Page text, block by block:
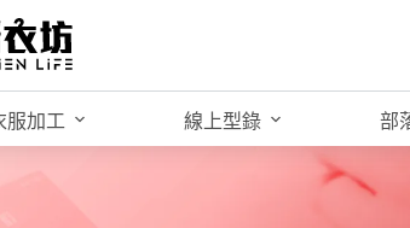
服加工 線上型錄 部